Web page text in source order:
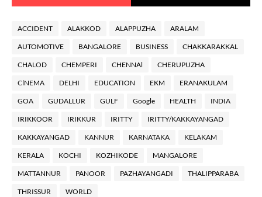
ACCIDENT ALAKKOD ALAPPUZHA ARALAM
AUTOMOTIVE BANGALORE BUSINESS CHAKKARAKKAL
CHALOD CHEMPERI CHENNAl CHERUPUZHA
ClNEMA DELHI EDUCATION EKM ERANAKULAM
GOA GUDALLUR GULF Google HEALTH INDIA
IRIKKOOR IRIKKUR IRITTY IRITTY/KAKKAYANGAD
KAKKAYANGAD KANNUR KARNATAKA KELAKAM
KERALA KOCHI KOZHIKODE MANGALORE
MATTANNUR PANOOR PAZHAYANGADI THALIPPARABA
THRISSUR WORLD